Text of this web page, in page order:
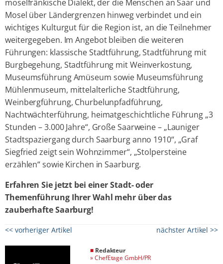
moselfränkische Dialekt, der die Menschen an Saar und
Mosel über Ländergrenzen hinweg verbindet und ein
wichtiges Kulturgut für die Region ist, an die Teilnehmer
weitergegeben. Im Angebot bleiben die weiteren
Führungen: klassische Stadtführung, Stadtführung mit
Burgbegehung, Stadtführung mit Weinverkostung,
Museumsführung Amüseum sowie Museumsführung
Mühlenmuseum, mittelalterliche Stadtführung,
Weinbergführung, Churbelunpfadführung,
Nachtwächterführung, heimatgeschichtliche Führung „3
Stunden – 3.000 Jahre“, Große Saarweine – „Launiger
Stadtspaziergang durch Saarburg anno 1910“, „Graf
Siegfried zeigt sein Wohnzimmer“, „Stolpersteine
erzählen“ sowie Kirchen in Saarburg.
Erfahren Sie jetzt bei einer Stadt- oder
Themenführung Ihrer Wahl mehr über das
zauberhafte Saarburg!
<< vorheriger Artikel nächster Artikel >>
■ Redakteur
»ChefEtage GmbH/PR